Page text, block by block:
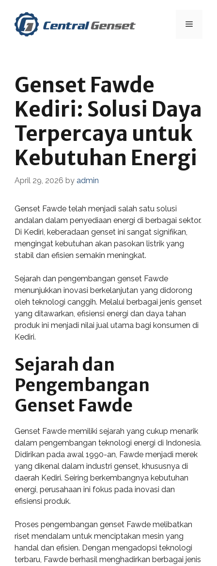
content
Menu
Genset Fawde
Kediri: Solusi Daya
Terpercaya untuk
Kebutuhan Energi
April 29, 2026 by admin
Genset Fawde telah menjadi salah satu solusi
andalan dalam penyediaan energi di berbagai sektor.
Di Kediri, keberadaan genset ini sangat signifikan,
mengingat kebutuhan akan pasokan listrik yang
stabil dan efisien semakin meningkat.
Sejarah dan pengembangan genset Fawde
menunjukkan inovasi berkelanjutan yang didorong
oleh teknologi canggih. Melalui berbagai jenis genset
yang ditawarkan, efisiensi energi dan daya tahan
produk ini menjadi nilai jual utama bagi konsumen di
Kediri.
Sejarah dan
Pengembangan
Genset Fawde
Genset Fawde memiliki sejarah yang cukup menarik
dalam pengembangan teknologi energi di Indonesia.
Didirikan pada awal 1990-an, Fawde menjadi merek
yang dikenal dalam industri genset, khususnya di
daerah Kediri. Seiring berkembangnya kebutuhan
energi, perusahaan ini fokus pada inovasi dan
efisiensi produk.
Proses pengembangan genset Fawde melibatkan
riset mendalam untuk menciptakan mesin yang
handal dan efisien. Dengan mengadopsi teknologi
terbaru, Fawde berhasil menghadirkan berbagai jenis